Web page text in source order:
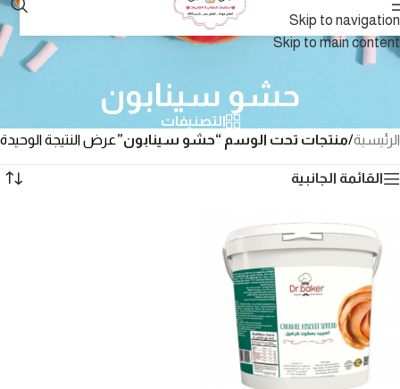
Skip to navigation
Skip to main content
حشو سينابون
التصنيفات
الرئيسية/منتجات تحت الوسم “حشو سينابون”عرض النتيجة الوحيدة
القائمة الجانبية